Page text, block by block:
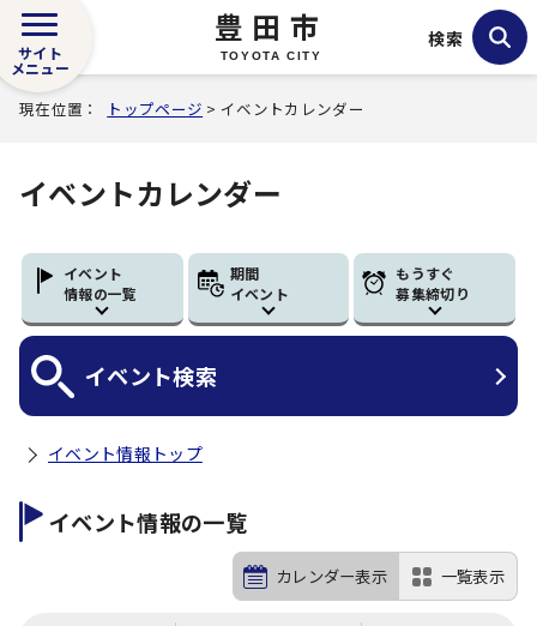
豊田市
TOYOTA CITY
サイト
メニュー
検索
現在位置： トップページ > イベントカレンダー
イベントカレンダー
イベント
情報の一覧
期間
イベント
もうすぐ
募集締切り
イベント検索
イベント情報トップ
イベント情報の一覧
カレンダー表示 一覧表示